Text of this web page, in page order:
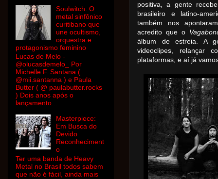
positiva, a gente
brasileiro e latino-
também nos
acredito que o
álbum de estreia. A
videoclipes, relançar
plataformas, e aí já
Soulwitch: O
metal sinfônico
curitibano que
une ocultismo,
orquestra e
protagonismo feminino
Lucas de Melo -
@olucasdemelo_ Por
Michelle F. Santana (
@mii.santanna ) e Paula
Butter ( @ paulabutter.rocks
) Dois anos após o
lançamento...
Masterpiece:
Em Busca do
Devido
Reconheciment
o
Ter uma banda de Heavy
Metal no Brasil todos sabem
que não é fácil, ainda mais